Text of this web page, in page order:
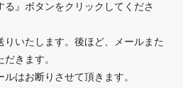
』ボタンをクリックしてくださ
りいたします。後ほど、メールまた
きます。
はお断りさせて頂きます。